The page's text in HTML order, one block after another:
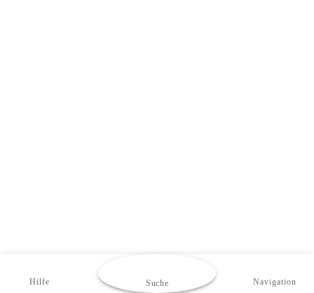
Hilfe Suche Navigation